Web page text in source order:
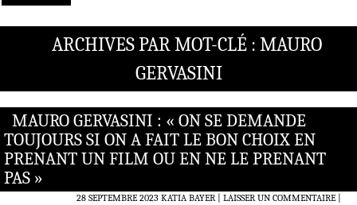
ARCHIVES PAR MOT-CLÉ : MAURO
GERVASINI
MAURO GERVASINI : « ON SE DEMANDE
TOUJOURS SI ON A FAIT LE BON CHOIX EN
PRENANT UN FILM OU EN NE LE PRENANT
PAS »
28 SEPTEMBRE 2023 KATIA BAYER LAISSER UN COMMENTAIRE|